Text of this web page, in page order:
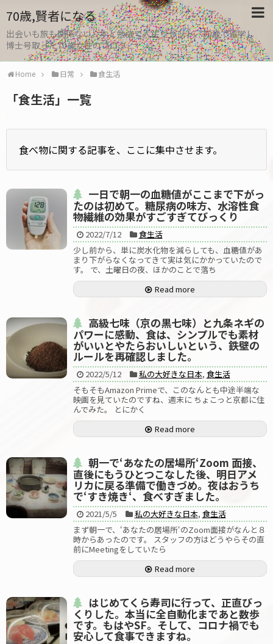
70歳,賢者になる
出会いも旅も関係ない。本と勉強で人生リセット、30歳で留学し
博士号取った70歳女性のブログ
Home 日常 食生活
「食生活」 一覧
食べ物に関する記事を、ここに集中させます。
一日で朝一の血糖値がここまで下がっ
たのは初めて。糖尿病の味方、水溶性食
物繊維の効果がすごすぎてびっくり
2022/7/12
食生活
少し前から、単に炭水化物を減らしても、血糖値があ
まり下がらなくなってきて実は気にかかっていたので
す。 で、土曜日の夜、ほかのことで落ち
Read more
高級七味（京の黒七味）と九条ネギの
パワーに感動、食は、シンプルでも素材
がいいとやたらおいしいという、鉄壁の
ルールを再確認しました。
2022/5/12 私の大好きな日本, 食生活
そもそもAmazon Primeで、このなんとも中途半端な
映画を見ていたのですね、週末に ちょこっと京都に住
んでみた。 とにかく
Read more
朝一で‘あなたの居場所‘Zoom 面接、
直後にもうひとつこなした後、明日アメ
リカに戻る準備で働きづめ。夜はおうち
で‘すき焼き‘、食べすぎました。
2021/5/5 私の大好きな日本, 食生活
まず朝一で、‘あなたの居場所‘のZoom面接がなんと８
時からあったのです。 スタッフの方はどうやらその直
前にMeetingをしていたら
Read more
はじめてくら寿司に行って、正直びっ
くりした。本当に全自動化まであと数歩
です。もはやSF。そして、コロナ禍でも
安心して食事できますね。